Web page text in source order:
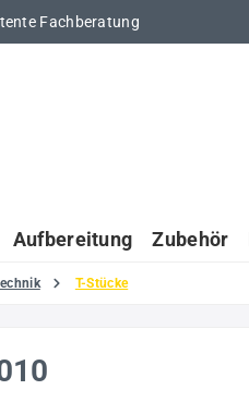
Fachberatung
Aufbereitung Zubehör
T-Stücke